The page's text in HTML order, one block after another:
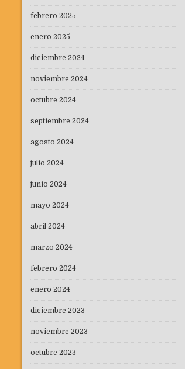
febrero 2025
enero 2025
diciembre 2024
noviembre 2024
octubre 2024
septiembre 2024
agosto 2024
julio 2024
junio 2024
mayo 2024
abril 2024
marzo 2024
febrero 2024
enero 2024
diciembre 2023
noviembre 2023
octubre 2023